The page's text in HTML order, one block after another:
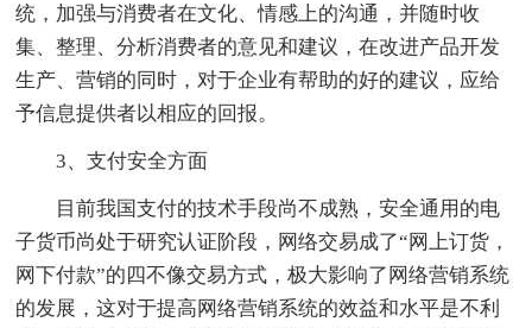
统，加强与消费者在文化、情感上的沟通，并随时收
集、整理、分析消费者的意见和建议，在改进产品开发
生产、营销的同时，对于企业有帮助的好的建议，应给
予信息提供者以相应的回报。
3、支付安全方面
目前我国支付的技术手段尚不成熟，安全通用的电
子货币尚处于研究认证阶段，网络交易成了“网上订货，
网下付款”的四不像交易方式，极大影响了网络营销系统
的发展，这对于提高网络营销系统的效益和水平是不利